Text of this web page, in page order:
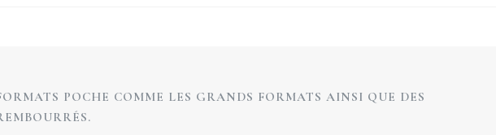
POCHE COMME LES GRANDS FORMATS AINSI QUE DES